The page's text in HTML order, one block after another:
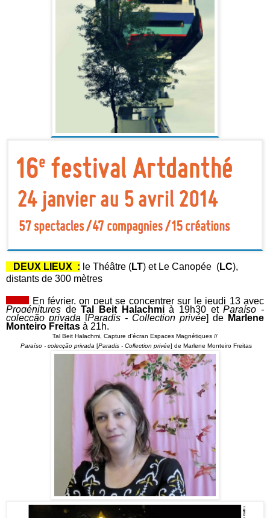
DEUX LIEUX : le Théâtre (LT) et Le Canopée (LC),
distants de 300 mètres
En février, on peut se concentrer sur le jeudi 13 avec
Progénitures deTal Beit Halachmià 19h30 etParaíso -
colecção privada [Paradis - Collection privée] de Marlene
Monteiro Freitas à 21h.
Tal Beit Halachmi, Capture d'écran Espaces Magnétiques //
Paraíso - colecção privada[Paradis - Collection privée] de Marlene Monteiro Freitas